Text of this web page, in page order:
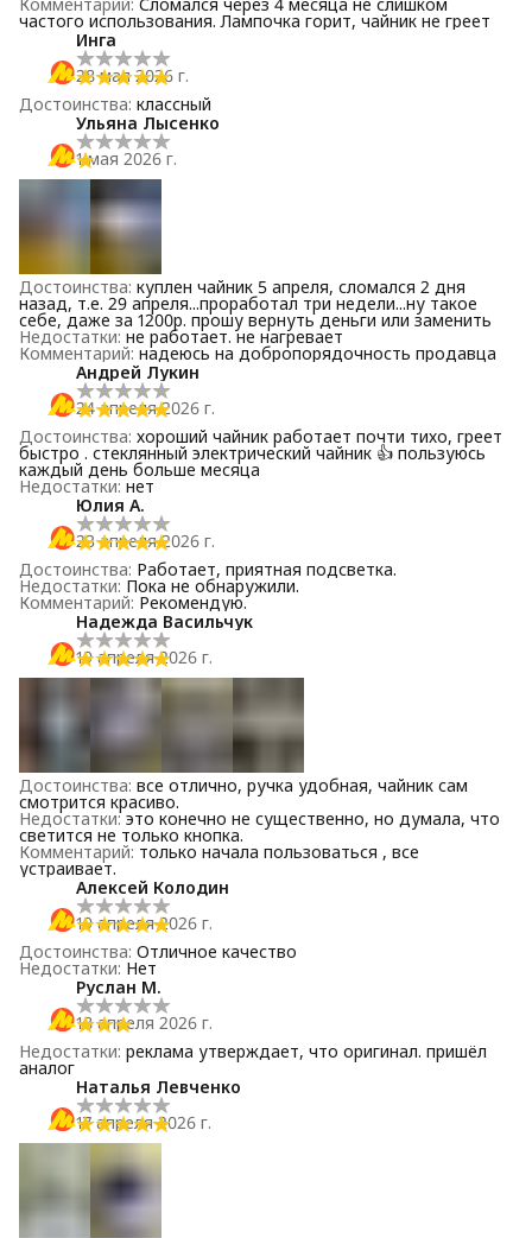
частого использования. Лампочка горит, чайник не греет
Инга
28 мая 2026 г.
Достоинства: классный
Ульяна Лысенко
1 мая 2026 г.
Достоинства: куплен чайник 5 апреля, сломался 2 дня
назад, т.е. 29 апреля...проработал три недели...ну такое
себе, даже за 1200р. прошу вернуть деньги или заменить
Недостатки: не работает. не нагревает
Комментарий: надеюсь на добропорядочность продавца
Андрей Лукин
24 апреля 2026 г.
Достоинства: хороший чайник работает почти тихо, греет
быстро . стеклянный электрический чайник 👍 пользуюсь
каждый день больше месяца
Недостатки: нет
Юлия А.
23 апреля 2026 г.
Достоинства: Работает, приятная подсветка.
Недостатки: Пока не обнаружили.
Комментарий: Рекомендую.
Надежда Васильчук
19 апреля 2026 г.
Достоинства: все отлично, ручка удобная, чайник сам
смотрится красиво.
Недостатки: это конечно не существенно, но думала, что
светится не только кнопка.
Комментарий: только начала пользоваться , все
устраивает.
Алексей Колодин
19 апреля 2026 г.
Достоинства: Отличное качество
Недостатки: Нет
Руслан М.
18 апреля 2026 г.
Недостатки: реклама утверждает, что оригинал. пришёл
аналог
Наталья Левченко
17 апреля 2026 г.